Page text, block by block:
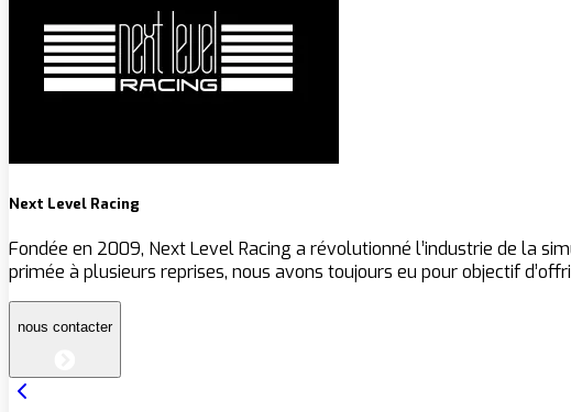
Next Level Racing
Fondée en 2009, Next Level Racing a révolutionné l’industrie de la
primée à plusieurs reprises, nous avons toujours eu pour objectif
nous contacter